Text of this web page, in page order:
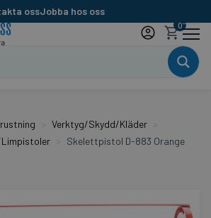
ossJobba hos oss
0
Verktyg/Skydd/Kläder
Skelettpistol D-883 Orange